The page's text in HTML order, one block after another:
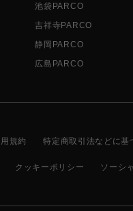
池袋PARCO
吉祥寺PARCO
静岡PARCO
広島PARCO
規約 特定商取引法などに基
クッキーポリシー ソーシ